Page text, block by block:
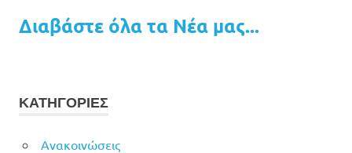
Διαβάστε όλα τα Νέα μας...
ΚΑΤΗΓΟΡΙΕΣ
Ανακοινώσεις